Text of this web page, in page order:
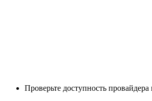
Проверьте доступность